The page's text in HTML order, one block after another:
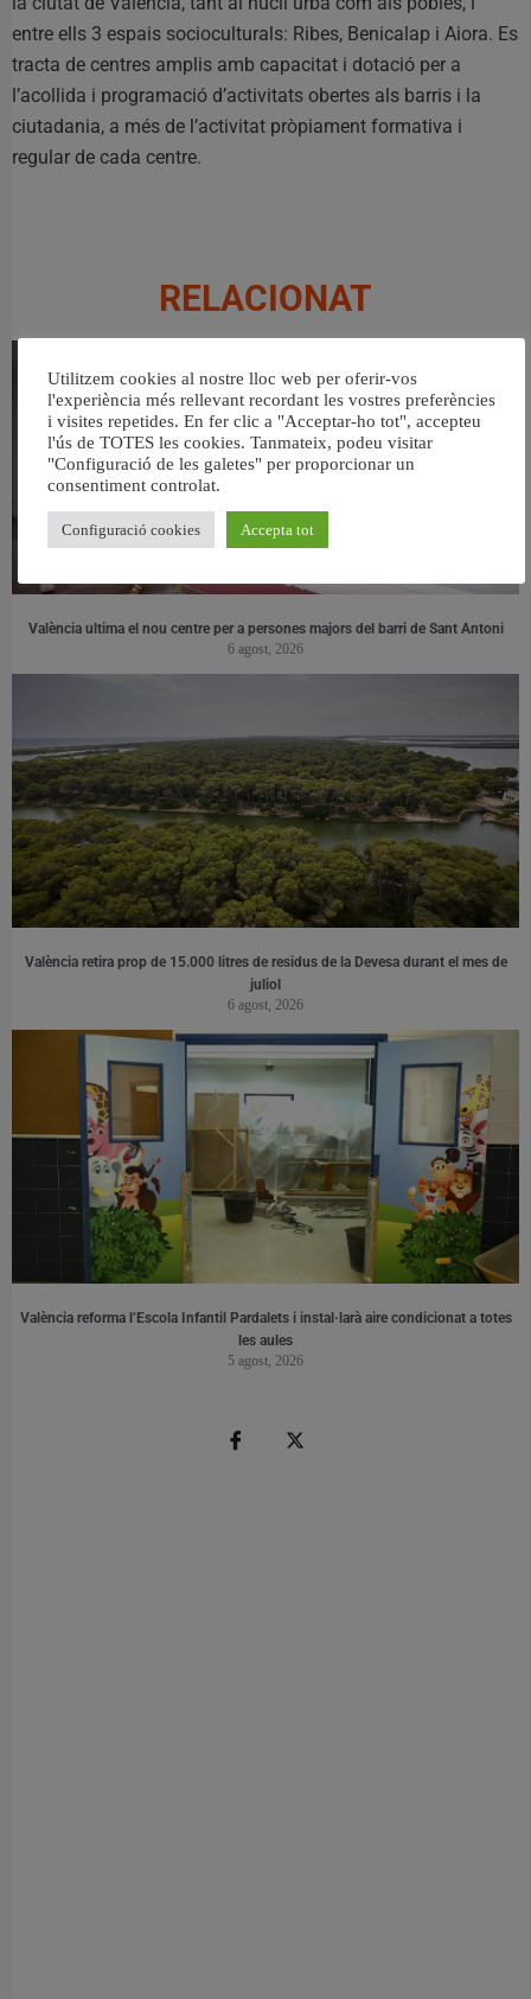
entre ells 3 espais socioculturals: Ribes, Benicalap i Aiora. Es
tracta de centres amplis amb capacitat i dotació per a
l’acollida i programació d’activitats obertes als barris i la
ciutadania, a més de l’activitat pròpiament formativa i
regular de cada centre.
RELACIONAT
València ultima el nou centre per a persones majors del barri de Sant Antoni
6 agost, 2026
València retira prop de 15.000 litres de residus de la Devesa durant el mes de
juliol
6 agost, 2026
València reforma l’Escola Infantil Pardalets i instal·larà aire condicionat a totes
les aules
5 agost, 2026
Utilitzem cookies al nostre lloc web per oferir-vos
l'experiència més rellevant recordant les vostres preferències
i visites repetides. En fer clic a "Acceptar-ho tot", accepteu
l'ús de TOTES les cookies. Tanmateix, podeu visitar
"Configuració de les galetes" per proporcionar un
consentiment controlat.
Configuració cookies Accepta tot